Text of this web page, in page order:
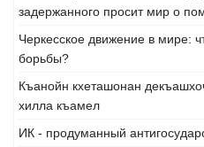
задержанного просит мир о
Черкесское движение в мире:
борьбы?
Къанойн кхеташонан
хилла къамел
ИК - продуманный